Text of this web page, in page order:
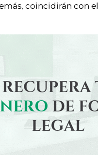
coincidirán con